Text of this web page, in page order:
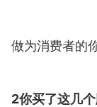
做为消费者的
2你买了这几